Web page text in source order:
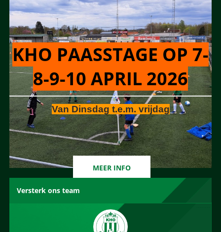
KHO PAASSTAGE OP 7-
8-9-10 APRIL 2026
Van Dinsdag t.e.m. vrijdag
MEER INFO
Versterk ons team